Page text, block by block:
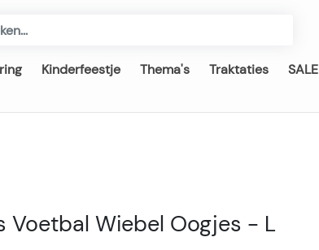
Kinderfeestje Thema's Traktaties SALE
Voetbal Wiebel Oogjes - L